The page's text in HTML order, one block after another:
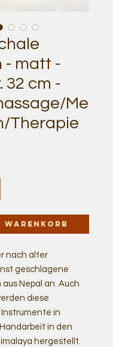
- matt -
32 cm -
Me
Therapie
Warenkorb
nach alter
geschlagene
Nepal an. Auch
diese
in
in den
hergestellt.